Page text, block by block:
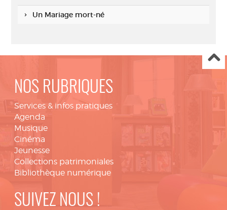
Un Mariage mort-né
NOS RUBRIQUES
Services & infos pratiques
Agenda
Musique
Cinéma
Jeunesse
Collections patrimoniales
Bibliothèque numérique
SUIVEZ NOUS !